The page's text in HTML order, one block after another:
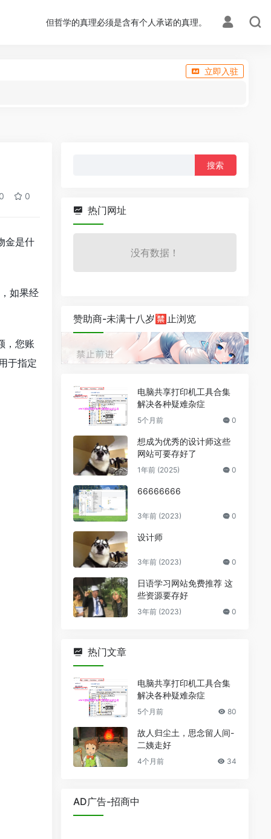
但哲学的真理必须是含有个人承诺的真理。
立即入驻
0
金是什
如果经
，您账
于指定
热门网址
没有数据！
赞助商-未满十八岁🈲止浏览
电脑共享打印机工具合集
解决各种疑难杂症
5个月前 0
想成为优秀的设计师这些
网站可要存好了
1年前 (2025) 0
66666666
3年前 (2023) 0
设计师
3年前 (2023) 0
日语学习网站免费推荐 这
些资源要存好
3年前 (2023) 0
热门文章
电脑共享打印机工具合集
解决各种疑难杂症
5个月前 80
故人归尘土，思念留人间-
二姨走好
4个月前 34
AD广告-招商中